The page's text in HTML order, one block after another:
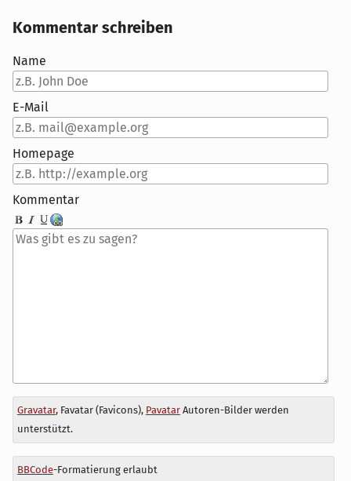
Kommentar schreiben
Name
E-Mail
Homepage
Kommentar
Antwort
zu
Gravatar, Favatar (Favicons), PavatarAutoren-Bilder werden
unterstützt.
BBCode-Formatierung erlaubt